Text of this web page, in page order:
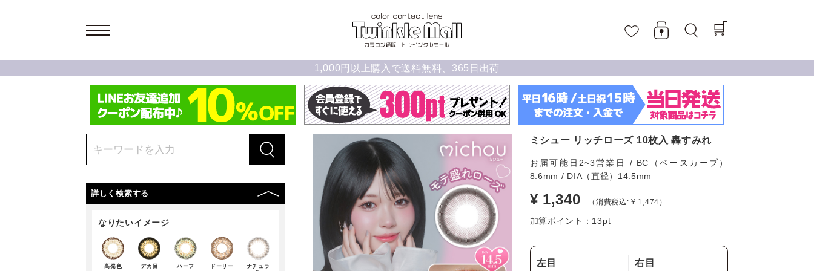
1,000円以上購入で送料無料、365日出荷
詳しく検索する
なりたいイメージ
高発色 デカ目 ハーフ ドーリー
ナチュラ
ミシュー リッチローズ 10枚入 轟すみれ
お届可能日2~3営業日 / BC（ベースカーブ）
8.6mm / DIA（直径）14.5mm
¥ 1,340 （消費税込: ¥ 1,474）
加算ポイント： 13pt
左目 右目